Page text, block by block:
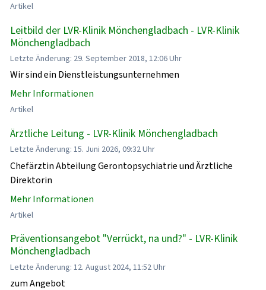
Artikel
Leitbild der LVR-Klinik Mönchengladbach - LVR-Klinik
Mönchengladbach
Letzte Änderung: 29. September 2018, 12:06 Uhr
Wir sind ein Dienstleistungsunternehmen
Mehr Informationen
Artikel
Ärztliche Leitung - LVR-Klinik Mönchengladbach
Letzte Änderung: 15. Juni 2026, 09:32 Uhr
Chefärztin Abteilung Gerontopsychiatrie und Ärztliche
Direktorin
Mehr Informationen
Artikel
Präventionsangebot "Verrückt, na und?" - LVR-Klinik
Mönchengladbach
Letzte Änderung: 12. August 2024, 11:52 Uhr
zum Angebot